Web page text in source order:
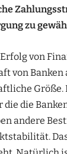
zu
von
von Banken
Größe.
die
andere